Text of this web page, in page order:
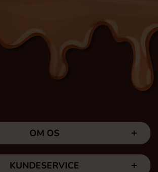
OM OS
KUNDESERVICE